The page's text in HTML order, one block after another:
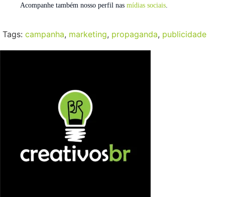
Acompanhe também nosso perfil nas mídias sociais.
Tags: campanha, marketing, propaganda, publicidade